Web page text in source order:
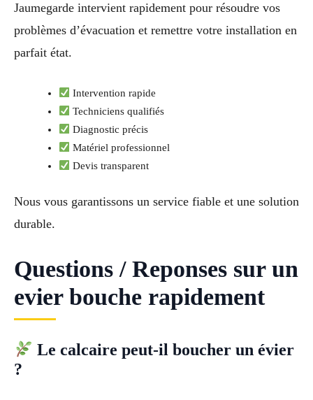
Jaumegarde intervient rapidement pour résoudre vos
problèmes d’évacuation et remettre votre installation en
parfait état.
Intervention rapide
Techniciens qualifiés
Diagnostic précis
Matériel professionnel
Devis transparent
Nous vous garantissons un service fiable et une solution
durable.
Questions / Reponses sur un
evier bouche rapidement
Le calcaire peut-il boucher un évier
?